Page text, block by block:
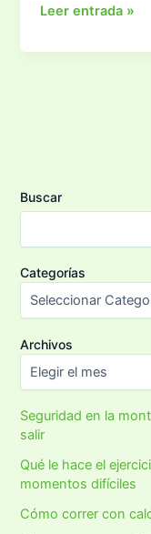
Garmin
Leer entrada »
Buscar
Categorías
Archivos
Seguridad en la
salir
Qué le hace el
momentos difíciles
Cómo correr con